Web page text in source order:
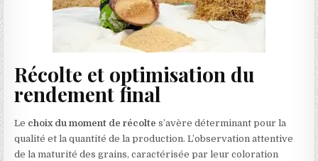
Récolte et optimisation du
rendement final
Le choix du moment de récolte s’avère déterminant pour la
qualité et la quantité de la production. L’observation attentive
de la maturité des grains, caractérisée par leur coloration